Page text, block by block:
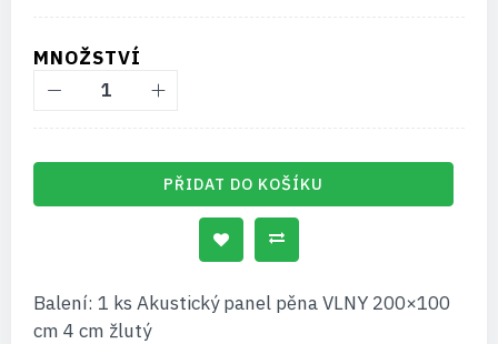
MNOŽSTVÍ
PŘIDAT DO KOŠÍKU
Balení: 1 ks Akustický panel pěna VLNY 200×100
cm 4 cm žlutý